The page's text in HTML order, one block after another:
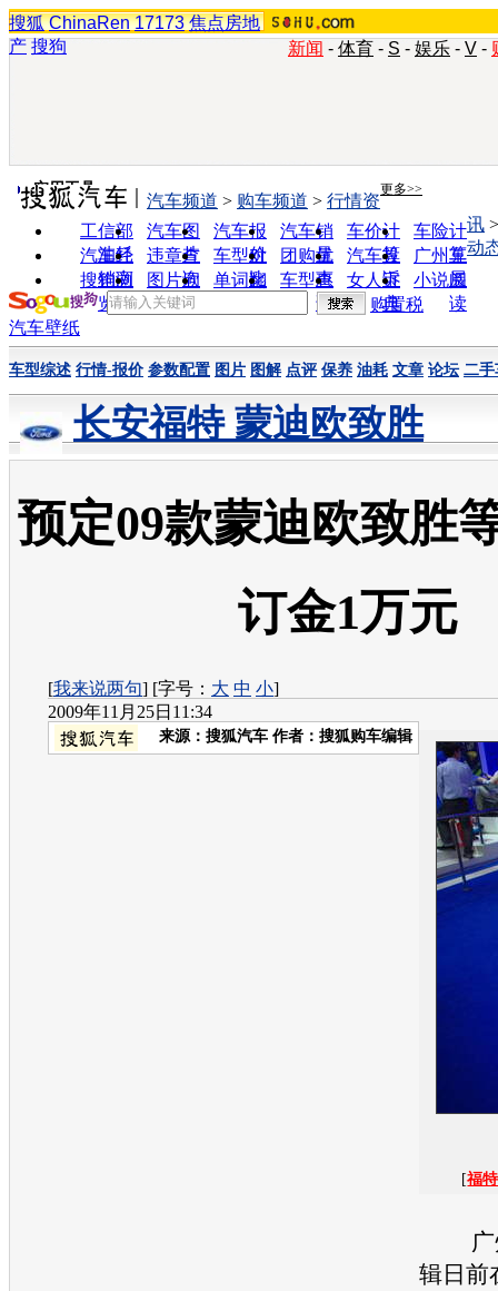
搜狐 ChinaRen 17173 焦点房地
产 搜狗 新闻 - 体育 - S - 娱乐 - V -
实用工具 更多>>
工信部
油耗
汽车图
片
汽车报
价
汽车销
量
车价计
算
车险计
算
汽车经
销商
违章查
询
车型对
比
团购优
惠
汽车投
诉
广州车
展
搜狗浏
览器
图片欣
赏
单词翻
车型查
询
女人宝
典
小说阅
读
汽车频道 > 购车频道 > 行情资
讯
动
购置税
汽车壁纸
车型综述 行情-报价 参数配置 图片 图解 点评 保养 油耗 文章 论坛 二手
长安福特 蒙迪欧致胜
预定09款蒙迪欧致胜
订金1万元
[我来说两句] [字号： 大 中 小]
2009年11月25日11:34
来源： 搜狐汽车 作者：搜狐购车编辑
[福
广
辑日前